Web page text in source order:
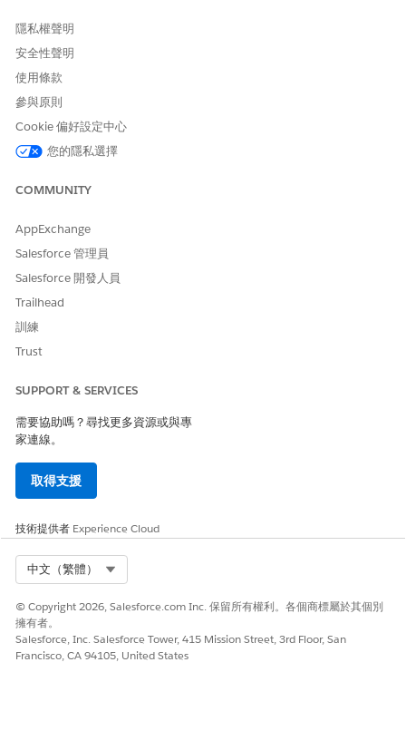
手動履行
此服務流程會將手動履行的要求路由至 IT 小組。您可以在 Flow
Builder 中建立流程以包含自訂邏輯,例如經理批准或自動履行。
整合
此範本不包含入門或履行的任何預先設定整合。使用 Flow Builder
建立具有連結的自訂流程,這些連結會定義要求的方式。
隱私權聲明
安全性聲明
使用條款
參與原則
Cookie 偏好設定中心
您的隱私選擇
COMMUNITY
AppExchange
Salesforce 管理員
Salesforce 開發人員
Trailhead
訓練
Trust
SUPPORT & SERVICES
需要協助嗎？尋找更多資源或與專
家連線。
取得支援
技術提供者 Experience Cloud
中文（繁體）
© Copyright 2026, Salesforce.com Inc. 保留所有權利。各個商標屬於其個別
擁有者。
Salesforce, Inc. Salesforce Tower, 415 Mission Street, 3rd Floor, San
Francisco, CA 94105, United States